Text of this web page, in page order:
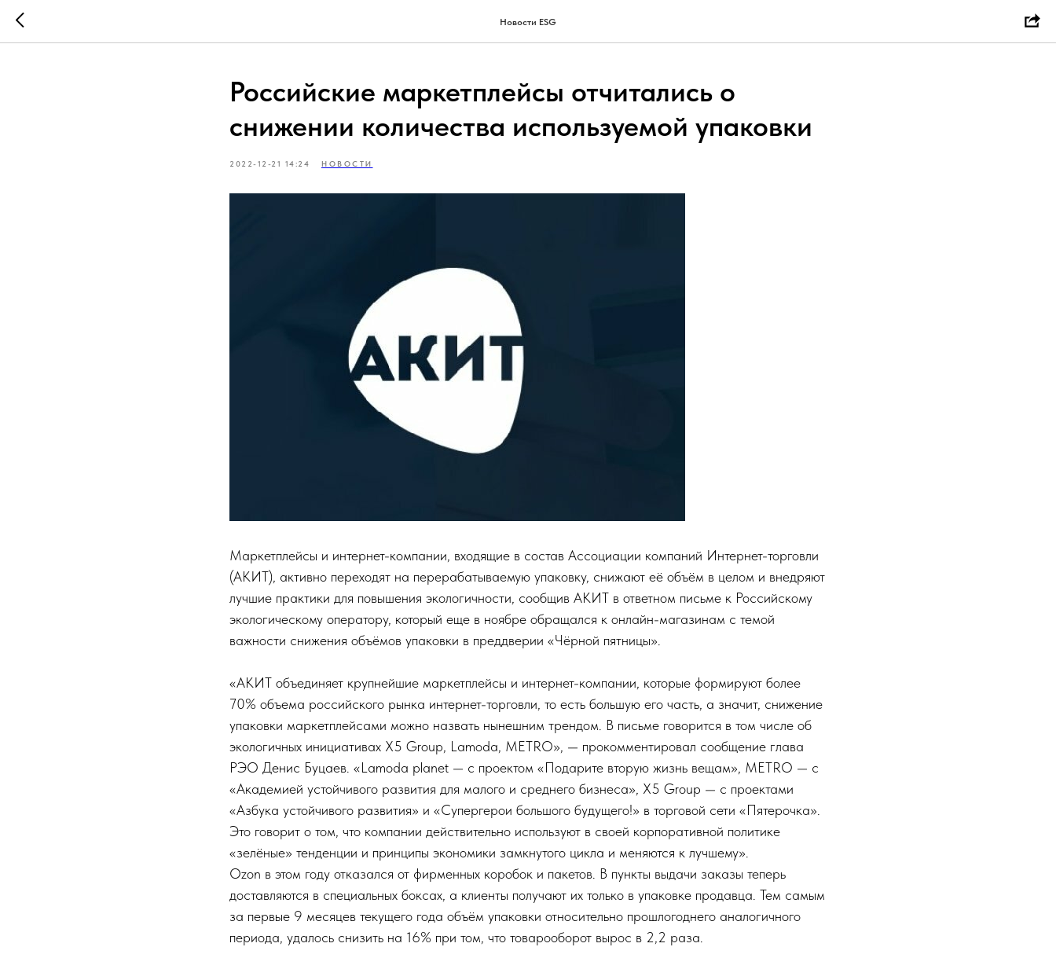
Новости ESG
Российские маркетплейсы отчитались о
снижении количества используемой упаковки
2022-12-21 14:24 НОВОСТИ
Маркетплейсы и интернет-компании, входящие в состав Ассоциации компаний Интернет-торговли
(АКИТ), активно переходят на перерабатываемую упаковку, снижают её объём в целом и внедряют
лучшие практики для повышения экологичности, сообщив АКИТ в ответном письме к Российскому
экологическому оператору, который еще в ноябре обращался к онлайн-магазинам с темой
важности снижения объёмов упаковки в преддверии «Чёрной пятницы».
«АКИТ объединяет крупнейшие маркетплейсы и интернет-компании, которые формируют более
70% объема российского рынка интернет-торговли, то есть большую его часть, а значит, снижение
упаковки маркетплейсами можно назвать нынешним трендом. В письме говорится в том числе об
экологичных инициативах X5 Group, Lamoda, METRO», — прокомментировал сообщение глава
РЭО Денис Буцаев. «Lamoda planet — с проектом «Подарите вторую жизнь вещам», METRO — с
«Академией устойчивого развития для малого и среднего бизнеса», X5 Group — с проектами
«Азбука устойчивого развития» и «Супергерои большого будущего!» в торговой сети «Пятерочка».
Это говорит о том, что компании действительно используют в своей корпоративной политике
«зелёные» тенденции и принципы экономики замкнутого цикла и меняются к лучшему».
Ozon в этом году отказался от фирменных коробок и пакетов. В пункты выдачи заказы теперь
доставляются в специальных боксах, а клиенты получают их только в упаковке продавца. Тем самым
за первые 9 месяцев текущего года объём упаковки относительно прошлогоднего аналогичного
периода, удалось снизить на 16% при том, что товарооборот вырос в 2,2 раза.